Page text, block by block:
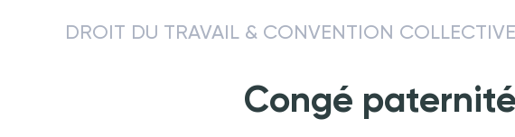
DROIT DU TRAVAIL & CONVENTION COLLECTIVE
Congé